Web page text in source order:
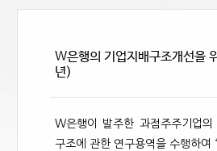
W은행의 기업지배구조개선을
년)
W은행이 발주한 과점주주기업의
구조에 관한 연구용역을 수행하여